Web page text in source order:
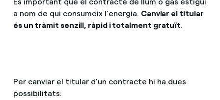
Com puc veure les meves factures d'Endesa?
Ofertes per a autònoms i Pymes
Climatització
a nom de qui consumeix l'energia. Canviar el titular
és un tràmit senzill, ràpid i totalment gratuït.
Per canviar el titular d'un contracte hi ha dues
possibilitats: